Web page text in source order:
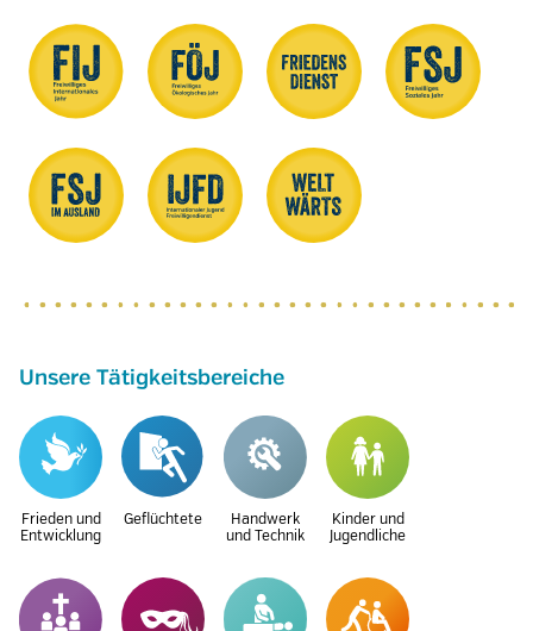
Unsere Tätigkeitsbereiche
Frieden und
Entwicklung
Geflüchtete
Handwerk
und Technik
Kinder und
Jugendliche